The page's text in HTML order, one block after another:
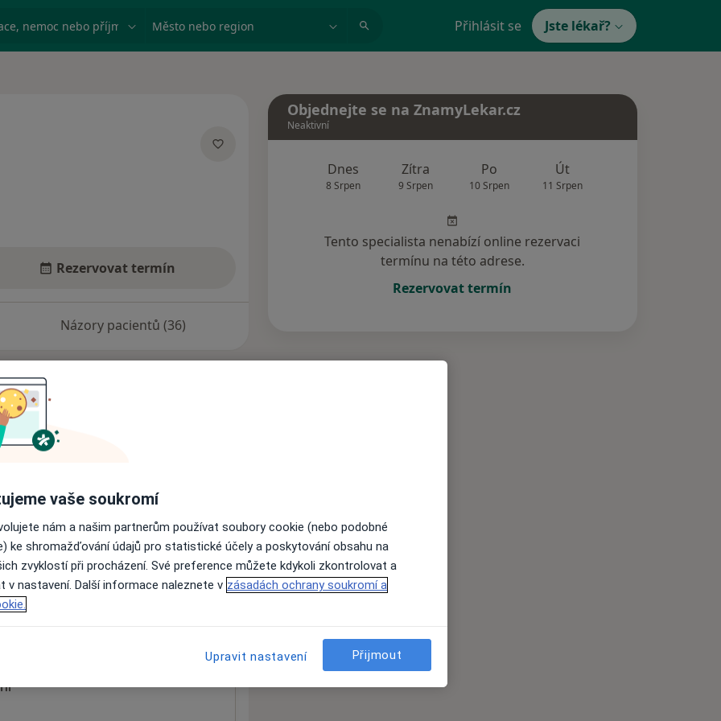
nemoc nebo příjmení Město nebo region Přihlásit se Jste lékař?
Rezervovat termín
Názory pacientů (36)
nejsou k dispozici
informace o svých službách.
Objednejte se na ZnamyLekar.cz
Neaktivní
Dnes
8 Srpen
Zítra
9 Srpen
Po
10 Srpen
Út
11 Srpen
Tento specialista nenabízí online rezervaci
termínu na této adrese.
Rezervovat termín
vaše soukromí
nám a našim partnerům používat soubory cookie (nebo podobné
ke shromažďování údajů pro statistické účely a poskytování obsahu na
zvyklostí při procházení. Své preference můžete kdykoli zkontrolovat a
v nastavení. Další informace naleznete v zásadách ochrany soukromí a
Upravit nastavení Přijmout